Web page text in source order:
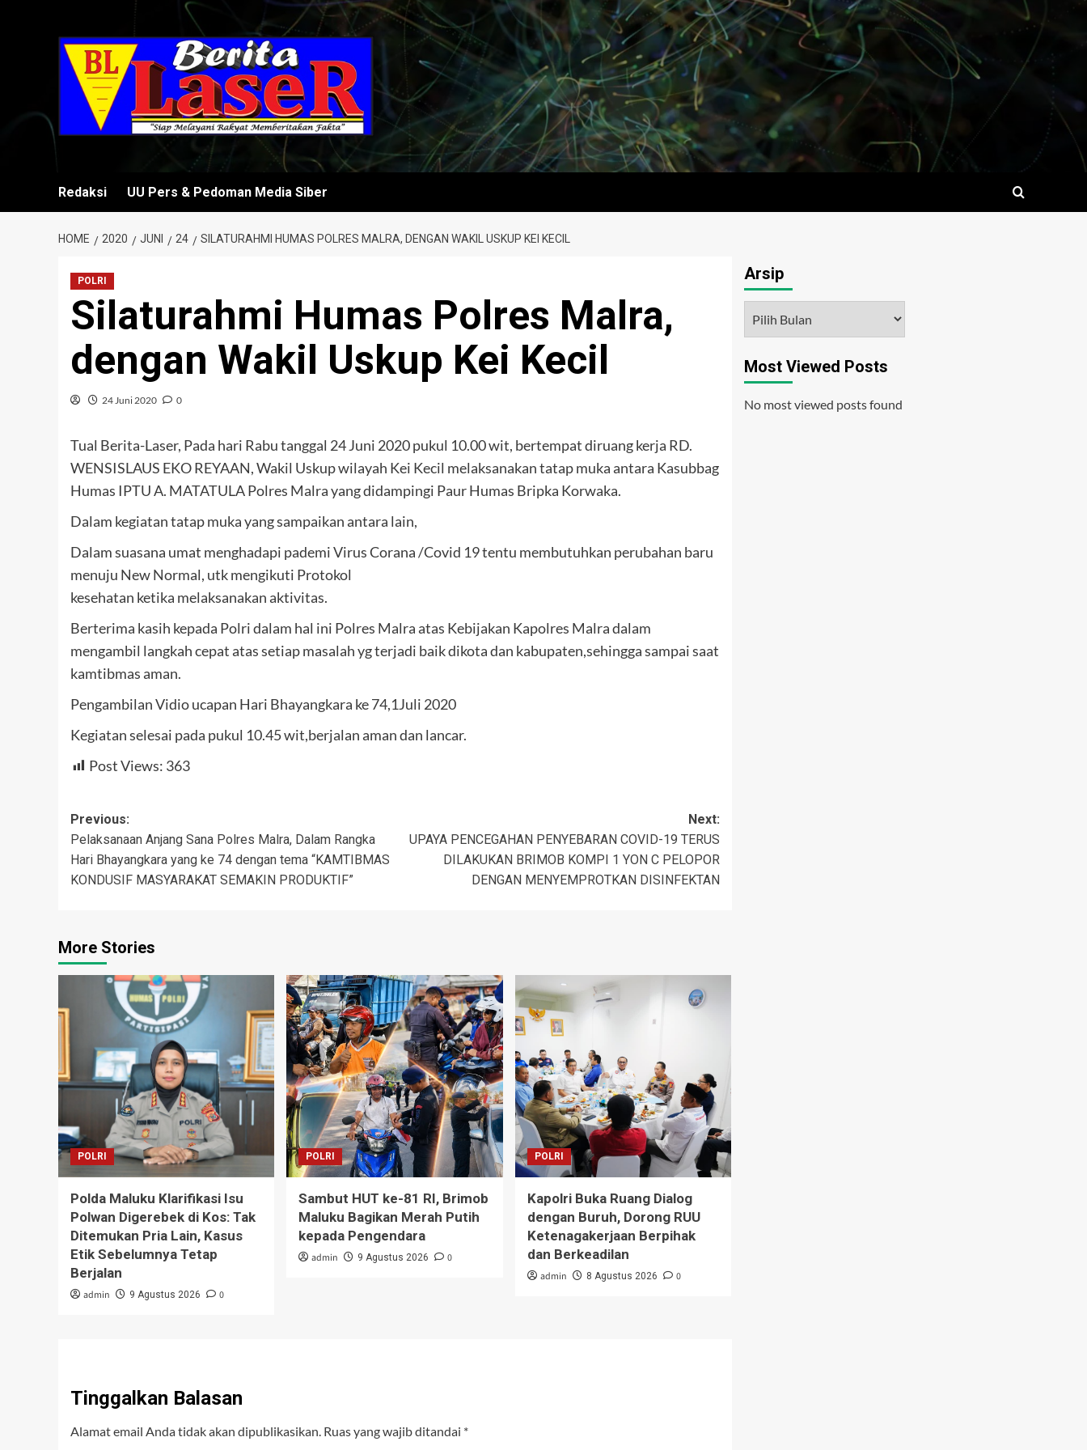
Redaksi UU Pers & Pedoman Media Siber
HOME 2020 JUNI 24 SILATURAHMI HUMAS POLRES MALRA, DENGAN WAKIL USKUP KEI KECIL
POLRI
Silaturahmi Humas Polres Malra,
dengan Wakil Uskup Kei Kecil
24 Juni 2020 0
Tual Berita-Laser, Pada hari Rabu tanggal 24 Juni 2020 pukul 10.00 wit, bertempat diruang kerja RD.
WENSISLAUS EKO REYAAN, Wakil Uskup wilayah Kei Kecil melaksanakan tatap muka antara Kasubbag
Humas IPTU A. MATATULA Polres Malra yang didampingi Paur Humas Bripka Korwaka.
Dalam kegiatan tatap muka yang sampaikan antara lain,
Dalam suasana umat menghadapi pademi Virus Corana /Covid 19 tentu membutuhkan perubahan baru
menuju New Normal, utk mengikuti Protokol
kesehatan ketika melaksanakan aktivitas.
Berterima kasih kepada Polri dalam hal ini Polres Malra atas Kebijakan Kapolres Malra dalam
mengambil langkah cepat atas setiap masalah yg terjadi baik dikota dan kabupaten,sehingga sampai saat
kamtibmas aman.
Pengambilan Vidio ucapan Hari Bhayangkara ke 74,1Juli 2020
Kegiatan selesai pada pukul 10.45 wit,berjalan aman dan lancar.
Post Views: 363
Post
navigation
Previous:
Pelaksanaan Anjang Sana Polres Malra, Dalam Rangka
Hari Bhayangkara yang ke 74 dengan tema “KAMTIBMAS
KONDUSIF MASYARAKAT SEMAKIN PRODUKTIF”
Next:
UPAYA PENCEGAHAN PENYEBARAN COVID-19 TERUS
DILAKUKAN BRIMOB KOMPI 1 YON C PELOPOR
DENGAN MENYEMPROTKAN DISINFEKTAN
More Stories
POLRI
Polda Maluku Klarifikasi Isu
Polwan Digerebek di Kos: Tak
Ditemukan Pria Lain, Kasus
Etik Sebelumnya Tetap
Berjalan
admin 9 Agustus 2026 0
POLRI
Sambut HUT ke-81 RI, Brimob
Maluku Bagikan Merah Putih
kepada Pengendara
admin 9 Agustus 2026 0
POLRI
Kapolri Buka Ruang Dialog
dengan Buruh, Dorong RUU
Ketenagakerjaan Berpihak
dan Berkeadilan
admin 8 Agustus 2026 0
Tinggalkan Balasan
Alamat email Anda tidak akan dipublikasikan. Ruas yang wajib ditandai *
Arsip
Most Viewed Posts
No most viewed posts found